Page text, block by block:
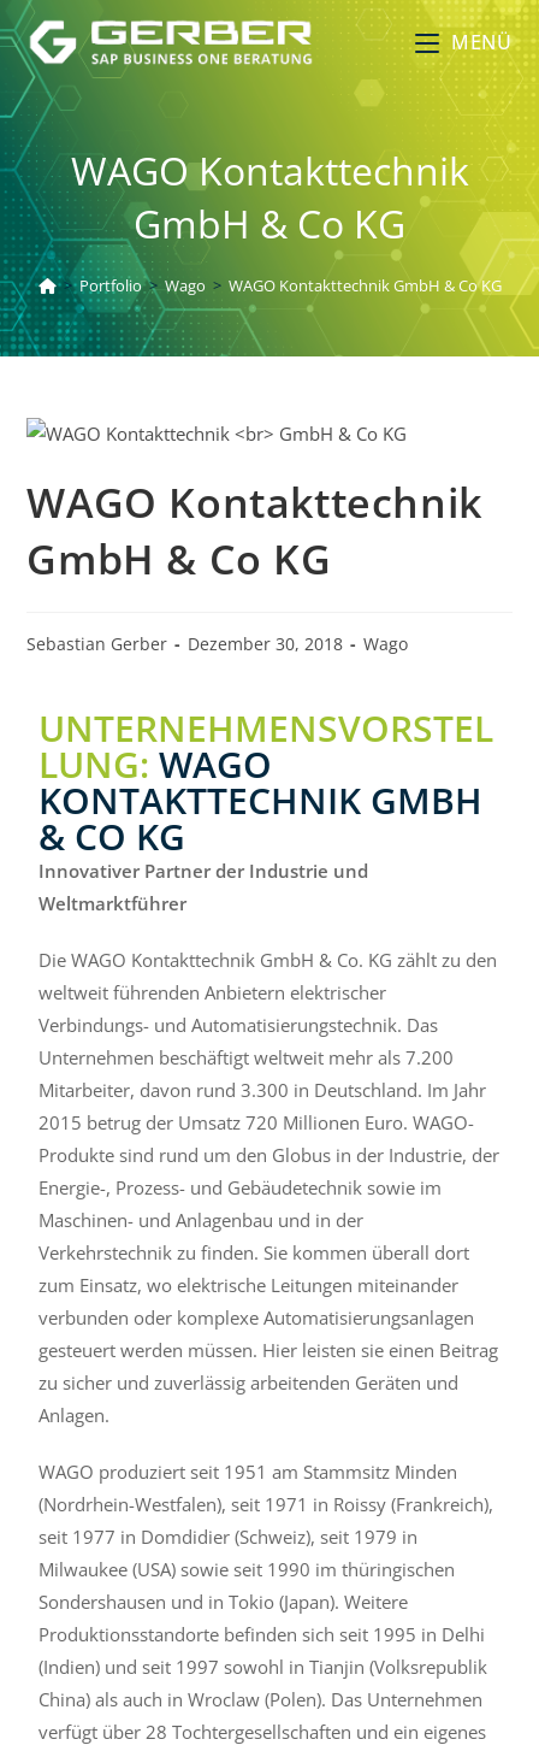
MENÜ
WAGO Kontakttechnik
GmbH & Co KG
> Portfolio > Wago > WAGO Kontakttechnik GmbH & Co KG
WAGO Kontakttechnik
GmbH & Co KG
Sebastian Gerber Dezember 30, 2018 Wago
UNTERNEHMENSVORSTEL
LUNG: WAGO
KONTAKTTECHNIK GMBH
& CO KG
Innovativer Partner der Industrie und
Weltmarktführer
Die WAGO Kontakttechnik GmbH & Co. KG zählt zu den
weltweit führenden Anbietern elektrischer
Verbindungs- und Automatisierungstechnik. Das
Unternehmen beschäftigt weltweit mehr als 7.200
Mitarbeiter, davon rund 3.300 in Deutschland. Im Jahr
2015 betrug der Umsatz 720 Millionen Euro. WAGO-
Produkte sind rund um den Globus in der Industrie, der
Energie-, Prozess- und Gebäudetechnik sowie im
Maschinen- und Anlagenbau und in der
Verkehrstechnik zu finden. Sie kommen überall dort
zum Einsatz, wo elektrische Leitungen miteinander
verbunden oder komplexe Automatisierungsanlagen
gesteuert werden müssen. Hier leisten sie einen Beitrag
zu sicher und zuverlässig arbeitenden Geräten und
Anlagen.
WAGO produziert seit 1951 am Stammsitz Minden
(Nordrhein-Westfalen), seit 1971 in Roissy (Frankreich),
seit 1977 in Domdidier (Schweiz), seit 1979 in
Milwaukee (USA) sowie seit 1990 im thüringischen
Sondershausen und in Tokio (Japan). Weitere
Produktionsstandorte befinden sich seit 1995 in Delhi
(Indien) und seit 1997 sowohl in Tianjin (Volksrepublik
China) als auch in Wroclaw (Polen). Das Unternehmen
verfügt über 28 Tochtergesellschaften und ein eigenes